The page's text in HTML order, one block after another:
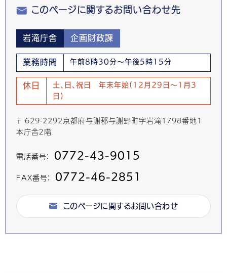
このページに関するお問い合わせ先
岩滝庁舎 企画財政課
業務時間 午前8時30分～午後5時15分
休日
土、日、祝日 年末年始(12月29日～1月3
日)
〒 629-2292京都府与謝郡与謝野町字岩滝1798番地1
本庁舎２階
電話番号： 0772-43-9015
FAX番号： 0772-46-2851
このページに関するお問い合わせ